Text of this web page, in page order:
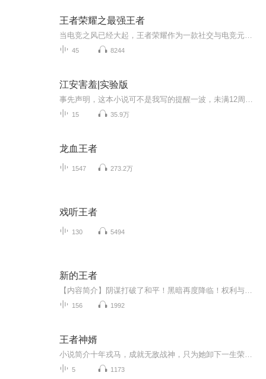
王者荣耀之最强王者
45 8244
江安害羞|实验版
15 35.9万
龙血王者
1547 273.2万
戏听王者
130 5494
新的王者
156 1992
王者神婿
5 1173